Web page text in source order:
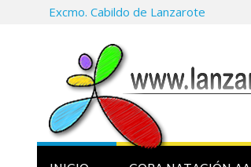
Excmo. Cabildo de Lanzarote